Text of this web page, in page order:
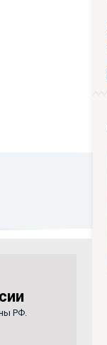
РФ.